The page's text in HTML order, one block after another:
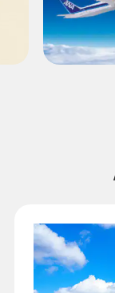
比較前後三天
・所顯示的價格及
費用/收費。金額會